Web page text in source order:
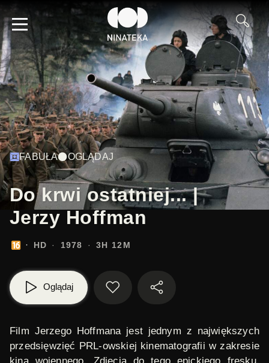
FABUŁA OGLĄDAJ
Do krwi ostatniej... |
Jerzy Hoffman
HD 1978 3H 12M
Oglądaj
Film Jerzego Hoffmanajest jednym z największych
przedsięwzięć PRL-owskiej kinematografii w zakresie